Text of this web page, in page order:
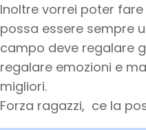
Inoltre vorrei poter
possa essere sempre
campo deve regalare
regalare emozioni e
migliori.
Forza ragazzi, ce la